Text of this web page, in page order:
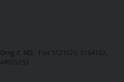
Orig.č. ND: Fiat 5121925, 5164163,
44905153